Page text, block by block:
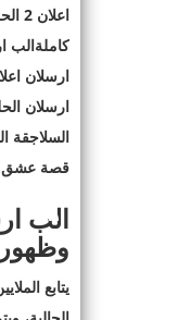
قصة عشق
يتابع